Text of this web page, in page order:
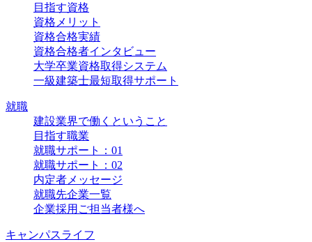
目指す資格
資格メリット
資格合格実績
資格合格者インタビュー
大学卒業資格取得システム
一級建築士最短取得サポート
就職
建設業界で働くということ
目指す職業
就職サポート：01
就職サポート：02
内定者メッセージ
就職先企業一覧
企業採用ご担当者様へ
キャンパスライフ